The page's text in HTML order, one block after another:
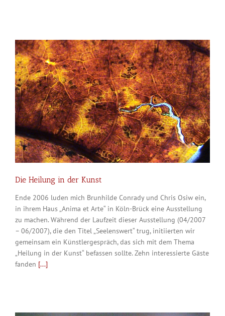
Die Heilung in der Kunst
Ende 2006 luden mich Brunhilde Conrady und Chris Osiw ein,
in ihrem Haus „Anima et Arte“ in Köln-Brück eine Ausstellung
zu machen. Während der Laufzeit dieser Ausstellung (04/2007
– 06/2007), die den Titel „Seelenswert“ trug, initiierten wir
gemeinsam ein Künstlergespräch, das sich mit dem Thema
„Heilung in der Kunst“ befassen sollte. Zehn interessierte Gäste
fanden [...]